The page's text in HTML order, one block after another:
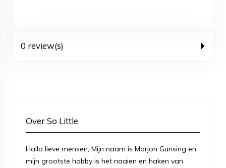
0 review(s)
Over So Little
Hallo lieve mensen, Mijn naam is Marjon Gunsing en
mijn grootste hobby is het naaien en haken van